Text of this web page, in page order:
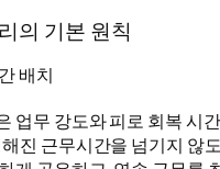
의 기본 원칙
배치
업무 강도와 피로 회복 시
진 근무시간을 넘기지 않